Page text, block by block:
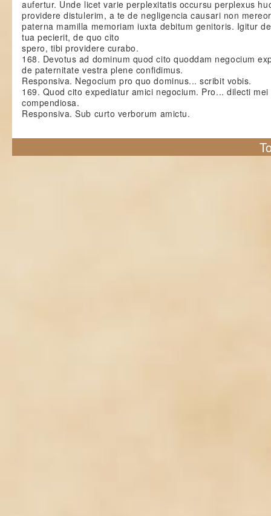
aufertur. Unde licet varie perplexitatis occursu perplexus
providere distulerim, a te de negligencia causari non
paterna mamilla memoriam iuxta debitum genitoris. Igitur
tua pecierit, de quo cito
spero, tibi providere curabo.
168. Devotus ad dominum quod cito quoddam negocium
de paternitate vestra plene confidimus.
Responsiva. Negocium pro quo dominus... scribit vobis.
169. Quod cito expediatur amici negocium. Pro... dilecti
compendiosa.
Responsiva. Sub curto verborum amictu.